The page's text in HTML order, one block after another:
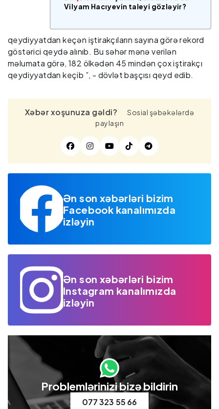
Vilyam Hacıyevin taleyi gözləyir?
qeydiyyatdan keçən iştirakçıların sayına görə rekord
göstərici qeydə alınıb. Bu səhər mənə verilən
məlumata görə, 182 ölkədən 45 mindən çox iştirakçı
qeydiyyatdan keçib ”, - dövlət başçısı qeyd edib.
Xəbər xoşunuza gəldi?
Sosial şəbəkələrdə
paylaşın
Ən son xəbərləri bizim
Facebook kanalımızda
izləyin
Ən son xəbərləri bizim
Instagram kanalımızda
izləyin
Problemlərinizi bizə bildirin
077 323 55 66